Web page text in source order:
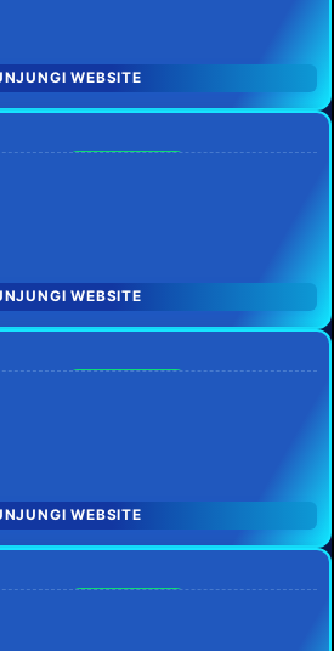
WEBSITE
WEBSITE
WEBSITE